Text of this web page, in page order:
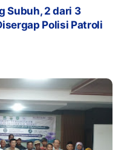
Subuh, 2 dari 3
Polisi Patroli